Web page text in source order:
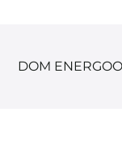
DOM